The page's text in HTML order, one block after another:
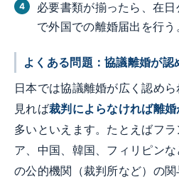
必要書類が揃ったら、在日
で外国での離婚届出を行う
よくある問題：協議離婚が
日本では協議離婚が広く認め
見れば裁判によらなければ離
多いといえます。たとえばフ
ア、中国、韓国、フィリピン
の公的機関（裁判所など）の関